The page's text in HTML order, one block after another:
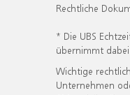
Rechtliche
* Die UBS
übernimmt
Wichtige
Unternehmen